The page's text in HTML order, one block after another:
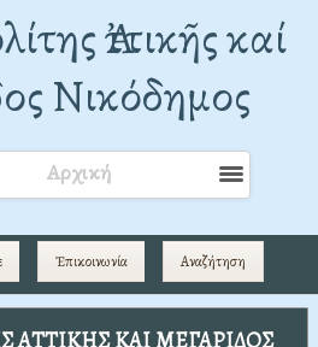
Ἀττικῆς καί
Νικόδημος
Αρχική
Ἐπικοινωνία Αναζήτηση
ΚΑΙ ΜΕΓΑΡΙΔΟΣ